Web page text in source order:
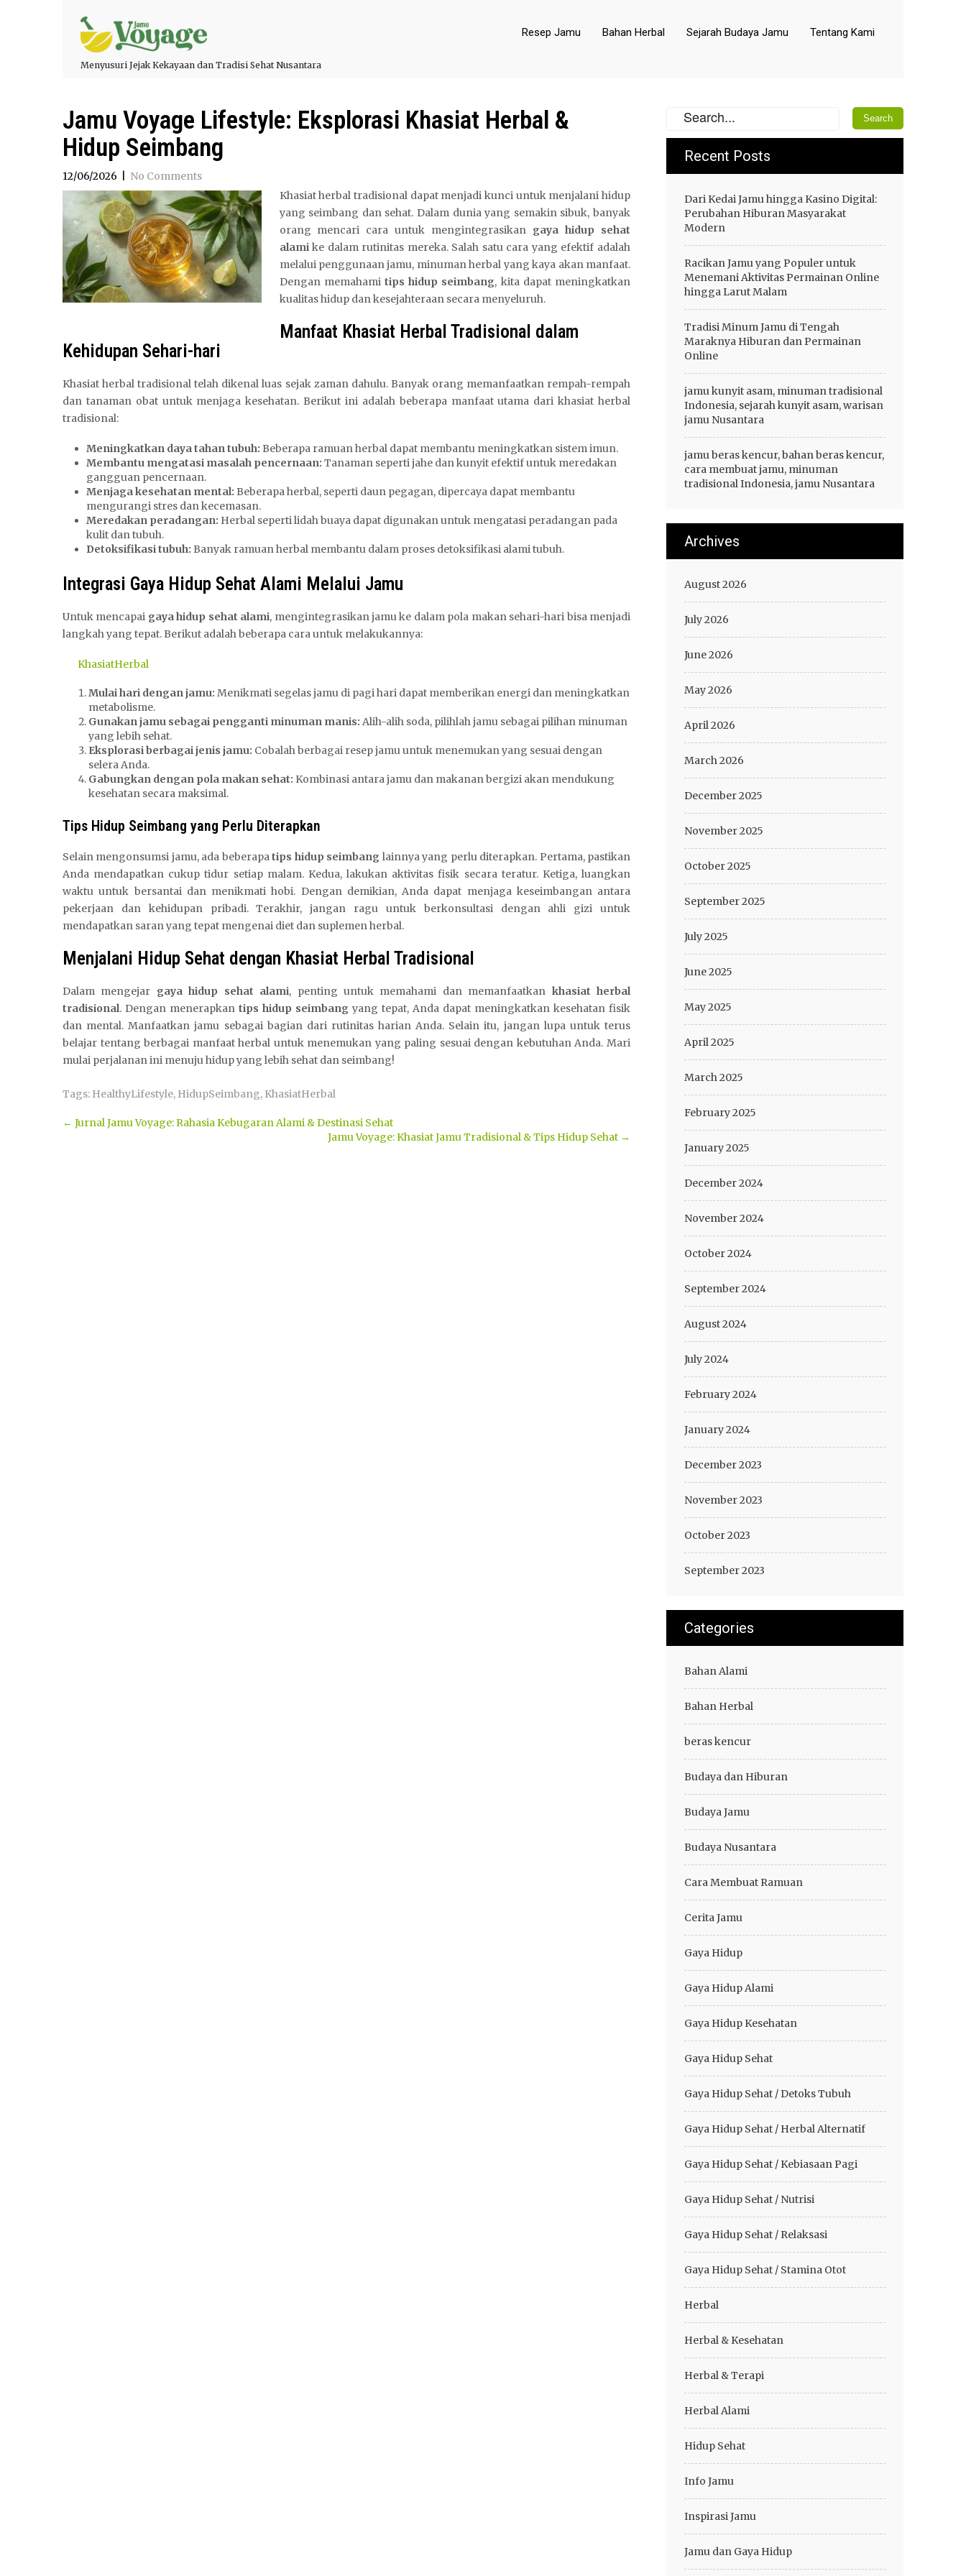
Menyusuri Jejak Kekayaan dan Tradisi Sehat Nusantara
Resep Jamu Bahan Herbal Sejarah Budaya Jamu Tentang Kami
Jamu Voyage Lifestyle: Eksplorasi Khasiat Herbal &
Hidup Seimbang
12/06/2026
No Comments
Khasiat herbal tradisional dapat menjadi kunci untuk menjalani hidup
yang seimbang dan sehat. Dalam dunia yang semakin sibuk, banyak
orang mencari cara untuk mengintegrasikan gaya hidup sehat
alamike dalam rutinitas mereka. Salah satu cara yang efektif adalah
melalui penggunaan jamu, minuman herbal yang kaya akan manfaat.
Dengan memahami tips hidup seimbang, kita dapat meningkatkan
kualitas hidup dan kesejahteraan secara menyeluruh.
Manfaat Khasiat Herbal Tradisional dalam
Kehidupan Sehari-hari
Khasiat herbal tradisional telah dikenal luas sejak zaman dahulu. Banyak orang memanfaatkan rempah-rempah
dan tanaman obat untuk menjaga kesehatan. Berikut ini adalah beberapa manfaat utama dari khasiat herbal
tradisional:
Meningkatkan daya tahan tubuh: Beberapa ramuan herbal dapat membantu meningkatkan sistem imun.
Membantu mengatasi masalah pencernaan: Tanaman seperti jahe dan kunyit efektif untuk meredakan
gangguan pencernaan.
Menjaga kesehatan mental: Beberapa herbal, seperti daun pegagan, dipercaya dapat membantu
mengurangi stres dan kecemasan.
Meredakan peradangan: Herbal seperti lidah buaya dapat digunakan untuk mengatasi peradangan pada
kulit dan tubuh.
Detoksifikasi tubuh: Banyak ramuan herbal membantu dalam proses detoksifikasi alami tubuh.
Integrasi Gaya Hidup Sehat Alami Melalui Jamu
Untuk mencapai gaya hidup sehat alami, mengintegrasikan jamu ke dalam pola makan sehari-hari bisa menjadi
langkah yang tepat. Berikut adalah beberapa cara untuk melakukannya:
KhasiatHerbal
Mulai hari dengan jamu: Menikmati segelas jamu di pagi hari dapat memberikan energi dan meningkatkan
metabolisme.
Gunakan jamu sebagai pengganti minuman manis: Alih-alih soda, pilihlah jamu sebagai pilihan minuman
yang lebih sehat.
Eksplorasi berbagai jenis jamu: Cobalah berbagai resep jamu untuk menemukan yang sesuai dengan
selera Anda.
Gabungkan dengan pola makan sehat: Kombinasi antara jamu dan makanan bergizi akan mendukung
kesehatan secara maksimal.
Tips Hidup Seimbang yang Perlu Diterapkan
Selain mengonsumsi jamu, ada beberapatips hidup seimbang lainnya yang perlu diterapkan. Pertama, pastikan
Anda mendapatkan cukup tidur setiap malam. Kedua, lakukan aktivitas fisik secara teratur. Ketiga, luangkan
waktu untuk bersantai dan menikmati hobi. Dengan demikian, Anda dapat menjaga keseimbangan antara
pekerjaan dan kehidupan pribadi. Terakhir, jangan ragu untuk berkonsultasi dengan ahli gizi untuk
mendapatkan saran yang tepat mengenai diet dan suplemen herbal.
Menjalani Hidup Sehat dengan Khasiat Herbal Tradisional
Dalam mengejar gaya hidup sehat alami, penting untuk memahami dan memanfaatkan khasiat herbal
tradisional. Dengan menerapkan tips hidup seimbang yang tepat, Anda dapat meningkatkan kesehatan fisik
dan mental. Manfaatkan jamu sebagai bagian dari rutinitas harian Anda. Selain itu, jangan lupa untuk terus
belajar tentang berbagai manfaat herbal untuk menemukan yang paling sesuai dengan kebutuhan Anda. Mari
mulai perjalanan ini menuju hidup yang lebih sehat dan seimbang!
Tags: HealthyLifestyle, HidupSeimbang, KhasiatHerbal
Post
← Jurnal Jamu Voyage: Rahasia Kebugaran Alami & Destinasi Sehat
Jamu Voyage: Khasiat Jamu Tradisional & Tips Hidup Sehat →
Recent Posts
Dari Kedai Jamu hingga Kasino Digital:
Perubahan Hiburan Masyarakat
Modern
Racikan Jamu yang Populer untuk
Menemani Aktivitas Permainan Online
hingga Larut Malam
Tradisi Minum Jamu di Tengah
Maraknya Hiburan dan Permainan
Online
jamu kunyit asam, minuman tradisional
Indonesia, sejarah kunyit asam, warisan
jamu Nusantara
jamu beras kencur, bahan beras kencur,
cara membuat jamu, minuman
tradisional Indonesia, jamu Nusantara
Archives
August 2026
July 2026
June 2026
May 2026
April 2026
March 2026
December 2025
November 2025
October 2025
September 2025
July 2025
June 2025
May 2025
April 2025
March 2025
February 2025
January 2025
December 2024
November 2024
October 2024
September 2024
August 2024
July 2024
February 2024
January 2024
December 2023
November 2023
October 2023
September 2023
Categories
Bahan Alami
Bahan Herbal
beras kencur
Budaya dan Hiburan
Budaya Jamu
Budaya Nusantara
Cara Membuat Ramuan
Cerita Jamu
Gaya Hidup
Gaya Hidup Alami
Gaya Hidup Kesehatan
Gaya Hidup Sehat
Gaya Hidup Sehat / Detoks Tubuh
Gaya Hidup Sehat / Herbal Alternatif
Gaya Hidup Sehat / Kebiasaan Pagi
Gaya Hidup Sehat / Nutrisi
Gaya Hidup Sehat / Relaksasi
Gaya Hidup Sehat / Stamina Otot
Herbal
Herbal & Kesehatan
Herbal & Terapi
Herbal Alami
Hidup Sehat
Info Jamu
Inspirasi Jamu
Jamu dan Gaya Hidup